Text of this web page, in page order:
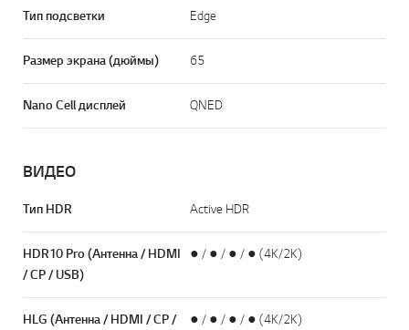
Тип подсветки Edge
Размер экрана (дюймы) 65
Nano Cell дисплей QNED
ВИДЕО
Тип HDR Active HDR
HDR10 Pro (Антенна / HDMI
/ CP / USB)
● / ● / ● / ● (4K/2K)
HLG (Антенна / HDMI / CP /
● / ● / ● / ● (4K/2K)